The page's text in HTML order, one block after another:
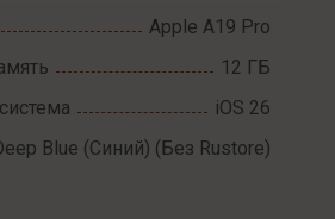
Apple A19 Pro
12 ГБ
iOS 26
Blue (Синий) (Без Rustore)